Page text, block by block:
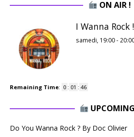
ON AIR !
I Wanna Rock
samedi, 19:00-
Remaining Time: 0 : 01 : 46
Do You Wanna Rock ? By Doc Olivier